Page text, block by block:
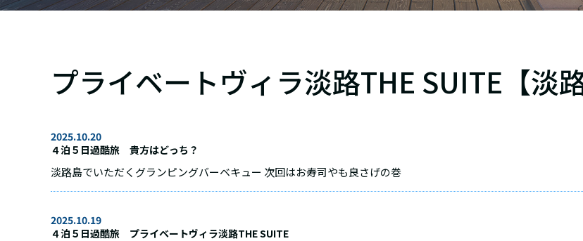
プライベートヴィラ淡路THE SUITE【淡路
2025.10.20
４泊５日過酷旅 貴方はどっち？
淡路島でいただくグランピングバーベキュー 次回はお寿司やも良さげの巻
2025.10.19
４泊５日過酷旅 プライベートヴィラ淡路THE SUITE